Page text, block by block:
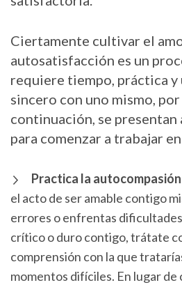
Ciertamente cultivar el
autosatisfacción es un
requiere tiempo, práctica y
sincero con uno mismo, por
continuación, se presentan
para comenzar a trabajar
Practica la
el acto de ser amable contigo
errores o enfrentas
crítico o duro contigo, trátate
comprensión con la que
momentos difíciles. En lugar